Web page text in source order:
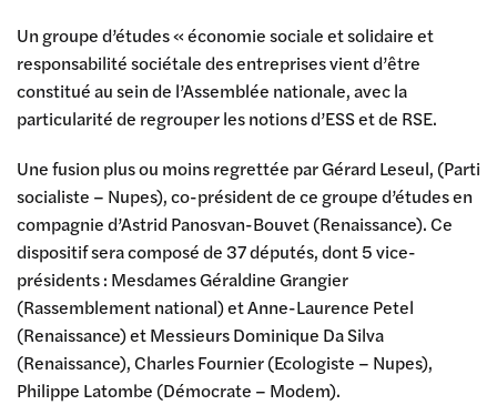
Un groupe d’études « économie sociale et solidaire et
responsabilité sociétale des entreprises vient d’être
constitué au sein de l’Assemblée nationale, avec la
particularité de regrouper les notions d’ESS et de RSE.
Une fusion plus ou moins regrettée par Gérard Leseul, (Parti
socialiste – Nupes), co-président de ce groupe d’études en
compagnie d’Astrid Panosvan-Bouvet (Renaissance). Ce
dispositif sera composé de 37 députés, dont 5 vice-
présidents : Mesdames Géraldine Grangier
(Rassemblement national) et Anne-Laurence Petel
(Renaissance) et Messieurs Dominique Da Silva
(Renaissance), Charles Fournier (Ecologiste – Nupes),
Philippe Latombe (Démocrate – Modem).